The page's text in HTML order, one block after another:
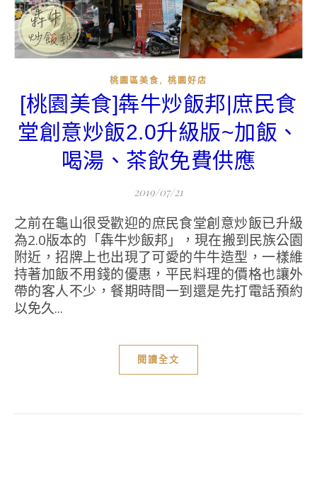
桃園區美食 , 桃園好店
[桃園美食]犇牛炒飯邦|庶民食
堂創意炒飯2.0升級版~加飯、
喝湯、茶飲免費供應
2019/07/21
之前在龜山很受歡迎的庶民食堂創意炒飯已升級
為2.0版本的「犇牛炒飯邦」，現在搬到民族公園
附近，招牌上也出現了可愛的牛牛造型，一樣維
持著加飯不用錢的優惠，平民料理的價格也讓外
帶的客人不少，餐期時間一到還是先打電話預約
以免久...
閱讀全文